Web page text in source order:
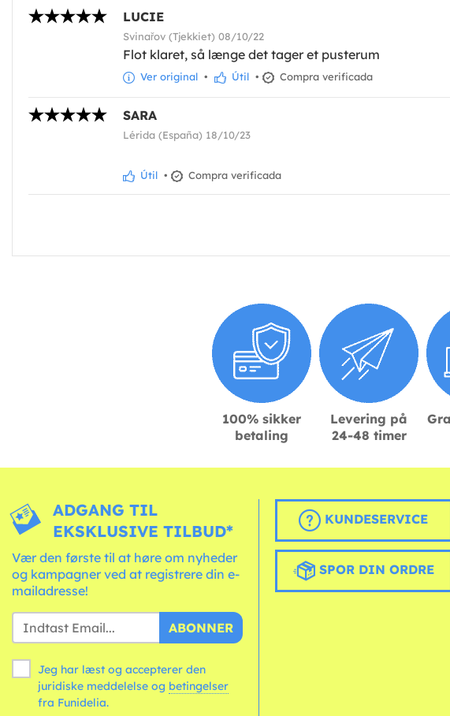
LUCIE
Svinařov (Tjekkiet) 08/10/22
Flot klaret, så længe det tager et pusterum
Ver original • Útil • Compra verificada
SARA
Lérida (España) 18/10/23
Útil • Compra verificada
100% sikker
betaling
Levering på
24-48 timer
ADGANG TIL
EKSKLUSIVE TILBUD*
Vær den første til at høre om nyheder
og kampagner ved at registrere din e-
mailadresse!
ABONNER
Jeg har læst og accepterer den
juridiske meddelelse og betingelser
fra Funidelia.
KUNDESERVICE
SPOR DIN ORDRE